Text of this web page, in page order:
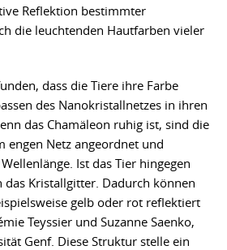
Reflektion bestimmter
die leuchtenden Hautfarben vieler
dass die Tiere ihre Farbe
des Nanokristallnetzes in ihren
das Chamäleon ruhig ist, sind die
engen Netz angeordnet und
Ist das Tier hingegen
das Kristallgitter. Dadurch können
gelb oder rot reflektiert
Teyssier und Suzanne Saenko,
Genf. Diese Struktur stelle ein